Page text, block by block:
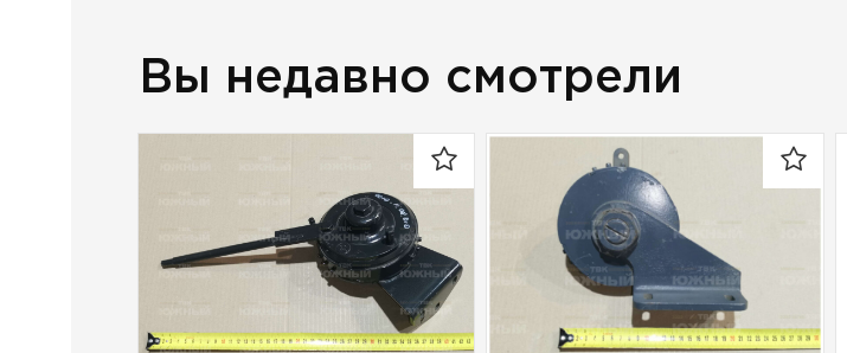
Вы недавно смотрели